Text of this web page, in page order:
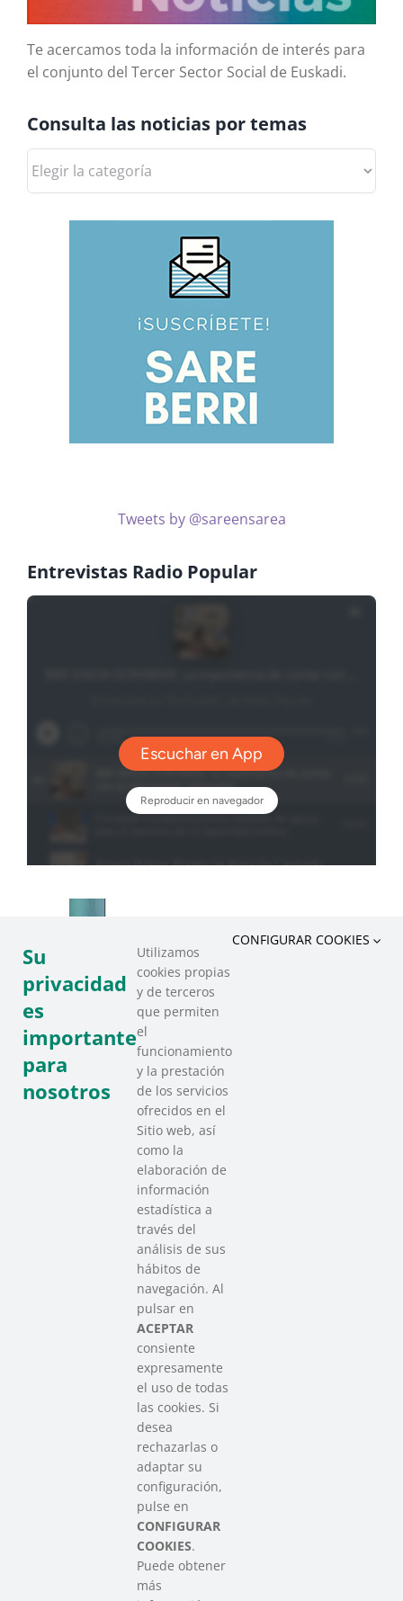
Te acercamos toda la información de interés para
el conjunto del Tercer Sector Social de Euskadi.
Consulta las noticias por temas
las
Tweets by @sareensarea
Entrevistas Radio Popular
SAREEN SAREA
Asociación que agrupa a las redes
del Tercer Sector Social en Euskadi
Contacto
info@sareensarea.eu
Iparraguirre, 9 lonja – 48009 Bilbao
946 569 230
Colabora
Su
privacidad
es
importante
para
nosotros
Utilizamos
cookies propias
y de terceros
que permiten
el
funcionamiento
y la prestación
de los servicios
ofrecidos en el
Sitio web, así
como la
elaboración de
información
estadística a
través del
análisis de sus
hábitos de
navegación. Al
pulsar en
ACEPTAR
consiente
expresamente
el uso de todas
las cookies. Si
desea
rechazarlas o
adaptar su
configuración,
pulse en
CONFIGURAR
COOKIES.
Puede obtener
más
CONFIGURAR COOKIES